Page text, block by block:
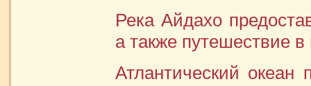
Река Айдахо
а также путешествие
Атлантический океан